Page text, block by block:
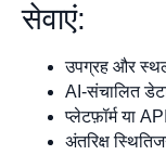
सेवाएं:
उपग्रह और
AI-संचालित
प्लेटफ़ॉर्म या
अंतरिक्ष